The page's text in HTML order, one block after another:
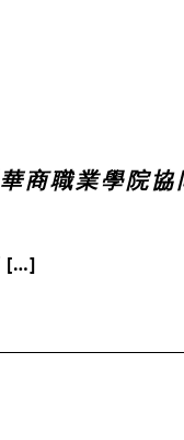
商職業學院
[…]